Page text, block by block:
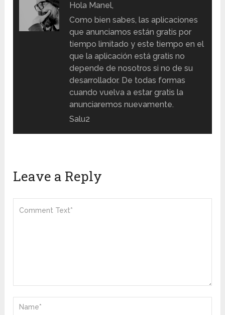
Hola Manel,
Como bien sabes, las aplicaciones
que anunciamos están gratis por
tiempo limitado y este tiempo en el
que la aplicación está gratis no
depende de nosotros si no de su
desarrollador. De todas formas
cuando vuelva a estar gratis la
anunciaremos nuevamente.
Salu2
Leave a Reply